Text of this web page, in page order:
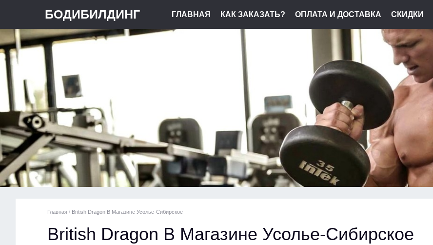
БОДИБИЛДИНГ ГЛАВНАЯ КАК ЗАКАЗАТЬ? ОПЛАТА И ДОСТАВКА СКИДКИ
Главная / British Dragon В Магазине Усолье-Сибирское
British Dragon В Магазине Усолье-Сибирское